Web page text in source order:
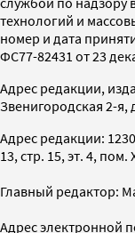
технологий и
номер и дата
ФС77-82431 от 23
Адрес редакции,
Звенигородская 2-я,
Адрес редакции:
13, стр. 15, эт. 4, пом.
Главный редактор:
Адрес электронной